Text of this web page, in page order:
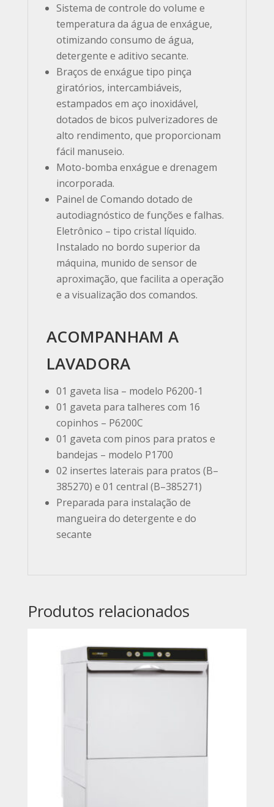
Sistema de controle do volume e
temperatura da água de enxágue,
otimizando consumo de água,
detergente e aditivo secante.
Braços de enxágue tipo pinça
giratórios, intercambiáveis,
estampados em aço inoxidável,
dotados de bicos pulverizadores de
alto rendimento, que proporcionam
fácil manuseio.
Moto-bomba enxágue e drenagem
incorporada.
Painel de Comando dotado de
autodiagnóstico de funções e falhas.
Eletrônico – tipo cristal líquido.
Instalado no bordo superior da
máquina, munido de sensor de
aproximação, que facilita a operação
e a visualização dos comandos.
ACOMPANHAM A
LAVADORA
01 gaveta lisa – modelo P6200-1
01 gaveta para talheres com 16
copinhos – P6200C
01 gaveta com pinos para pratos e
bandejas – modelo P1700
02 insertes laterais para pratos (B–
385270) e 01 central (B–385271)
Preparada para instalação de
mangueira do detergente e do
secante
Produtos relacionados